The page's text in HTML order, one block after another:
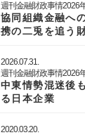
週刊金融財政事情2026
協同組織金融へ
携の二兎を追う
2026.07.31.
週刊金融財政事情2026
中東情勢混迷後
る日本企業
2020.03.20.